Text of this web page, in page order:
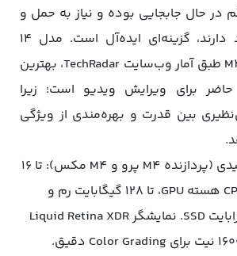
در حال جابجایی بوده و نیاز به حمل و
نقل دستگاه خود دارند، گزینه‌ای ایده‌آل است. مدل ۱۴
اینچی با پردازنده M4 طبق آمار وب‌سایت TechRadar، بهترین
برای ویرایش ویدیو است؛ زیرا
بین قدرت و بهره‌مندی از ویژگی
مشخصات کلیدی (پردازنده M4 پرو و M4 مکس): تا ۱۶
هسته CPU، ۴۰ هسته GPU، تا ۱۲۸ گیگابایت رم و
حافظه تا ۸ ترابایت SSD. نمایشگر Liquid Retina XDR